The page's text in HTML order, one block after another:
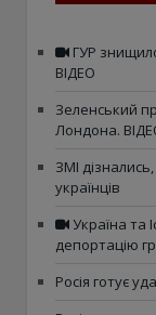
ГУР
ВІДЕО
Зеленський
Лондона.
ЗМІ
українців
Україна та
депортацію
Росія готує